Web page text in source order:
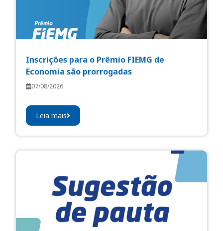
Inscrições para o Prêmio FIEMG de
Economia são prorrogadas
07/08/2026
Leia mais